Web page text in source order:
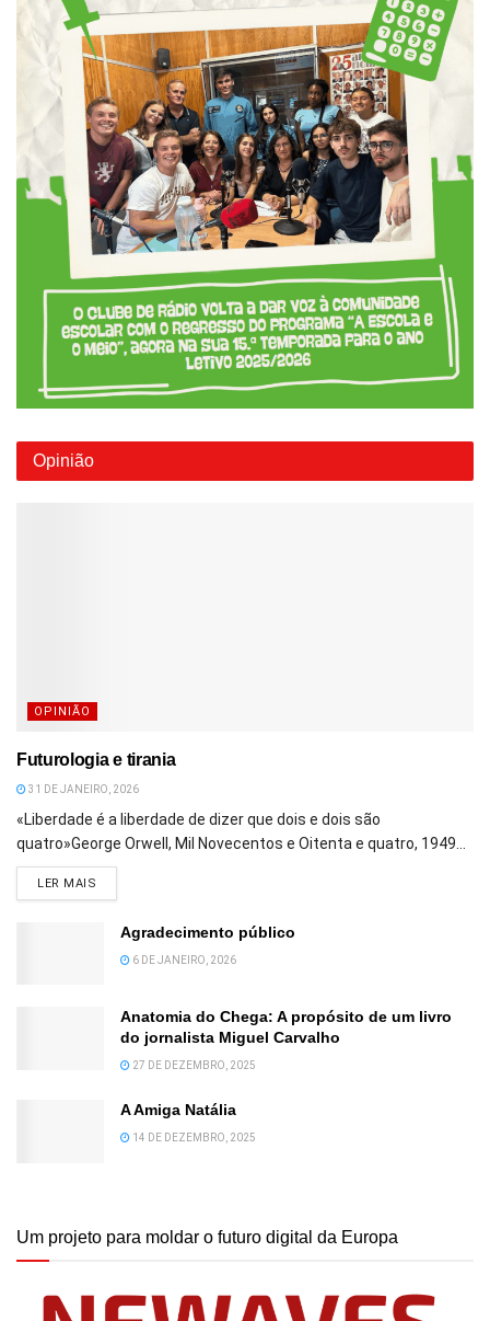
Opinião
OPINIÃO
Futurologia e tirania
31 DE JANEIRO, 2026
«Liberdade é a liberdade de dizer que dois e dois são
quatro»George Orwell, Mil Novecentos e Oitenta e quatro, 1949...
LER MAIS
Agradecimento público
6 DE JANEIRO, 2026
Anatomia do Chega: A propósito de um livro
do jornalista Miguel Carvalho
27 DE DEZEMBRO, 2025
A Amiga Natália
14 DE DEZEMBRO, 2025
Um projeto para moldar o futuro digital da Europa